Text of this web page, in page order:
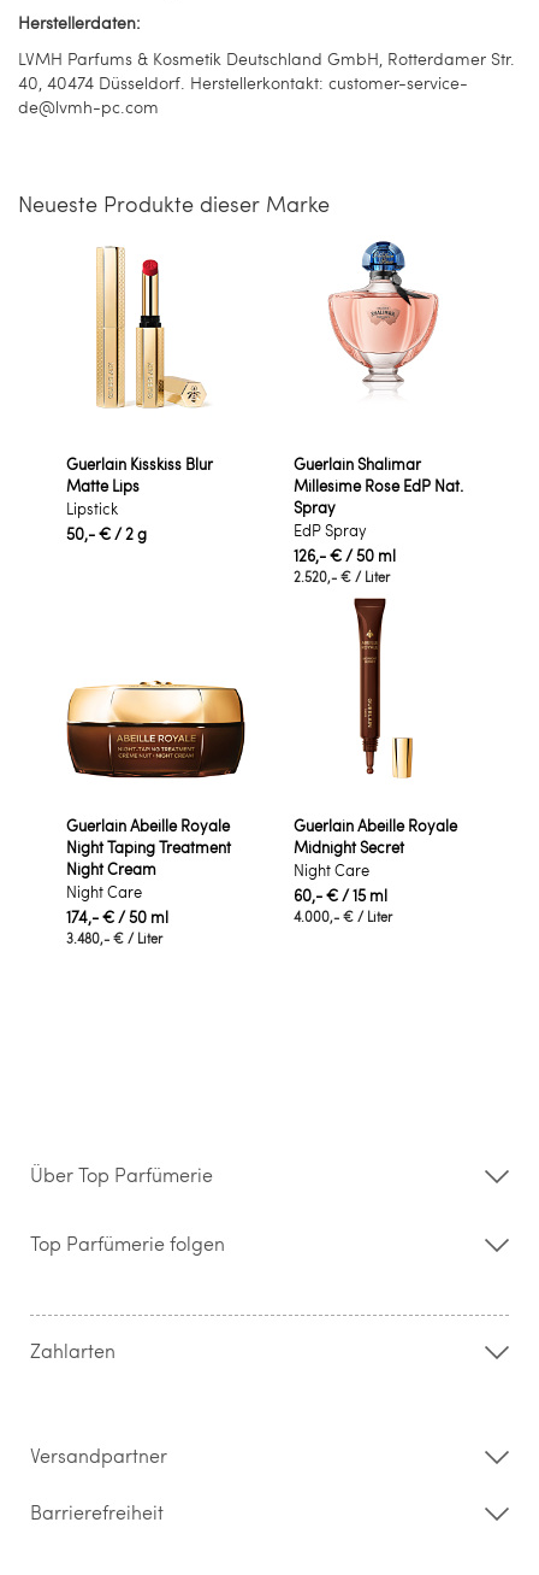
Herstellerdaten:
LVMH Parfums & Kosmetik Deutschland GmbH, Rotterdamer Str.
40, 40474 Düsseldorf. Herstellerkontakt: customer-service-
de@lvmh-pc.com
Neueste Produkte dieser Marke
Guerlain Kisskiss Blur
Matte Lips
Lipstick
50,- €/ 2 g
Guerlain Shalimar
Millesime Rose EdP Nat.
Spray
EdP Spray
126,- €/ 50 ml
2.520,- € / Liter
Guerlain Abeille Royale
Night Taping Treatment
Night Cream
Night Care
174,- €/ 50 ml
3.480,- € / Liter
Guerlain Abeille Royale
Midnight Secret
Night Care
60,- €/ 15 ml
4.000,- € / Liter
Über Top Parfümerie
Storefinder
Kontakt
Widerrufsrecht & Rückgabebedingungen
Top Parfümerie folgen
Zahlarten
Versandpartner
Barrierefreiheit